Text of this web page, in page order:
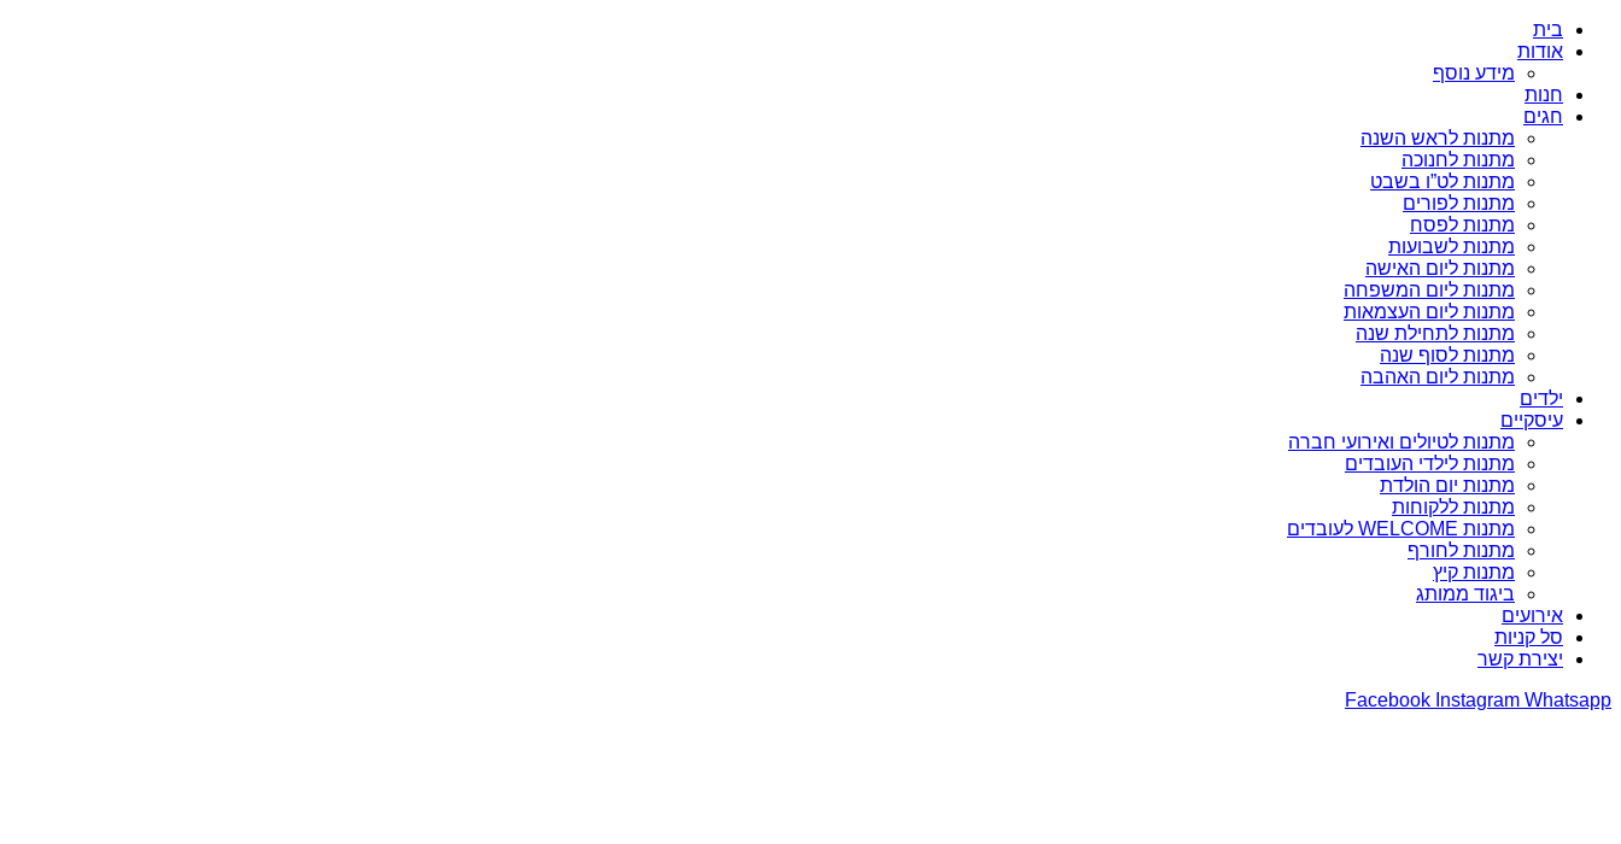
בית
אודות
מידע נוסף
חנות
חגים
מתנות לראש השנה
מתנות לחנוכה
מתנות לט”ו בשבט
מתנות לפורים
מתנות לפסח
מתנות לשבועות
מתנות ליום האישה
מתנות ליום המשפחה
מתנות ליום העצמאות
מתנות לתחילת שנה
מתנות לסוף שנה
מתנות ליום האהבה
ילדים
עיסקיים
מתנות לטיולים ואירועי חברה
מתנות לילדי העובדים
מתנות יום הולדת
מתנות ללקוחות
מתנות WELCOME לעובדים
מתנות לחורף
מתנות קיץ
ביגוד ממותג
אירועים
סל קניות
יצירת קשר
Facebook Instagram Whatsapp